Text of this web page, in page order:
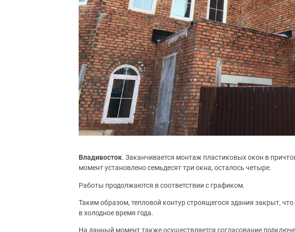
Владивосток. Заканчивается монтаж пластиковых окон в
момент установлено семьдесят три окна, осталось четыре.
Работы продолжаются в соответствии с графиком.
Таким образом, тепловой контур строящегося здания закрыт,
в холодное время года.